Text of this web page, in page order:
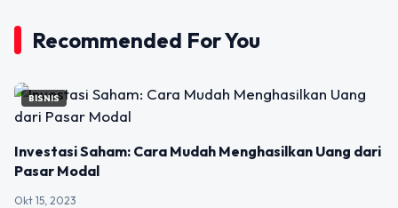
Recommended For You
BISNIS
Investasi Saham: Cara Mudah Menghasilkan Uang dari
Pasar Modal
Okt 15, 2023